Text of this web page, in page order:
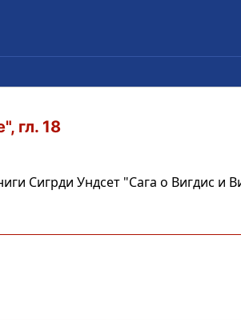
гл. 18
Сигрди Ундсет "Сага о Вигдис и